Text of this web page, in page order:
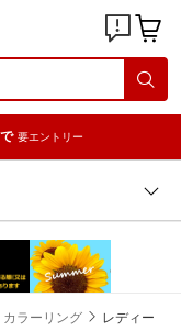
要エントリー
カラーリング
レディー